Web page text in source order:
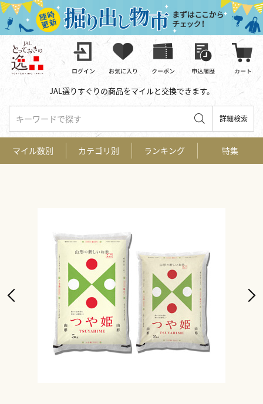
JAL選りすぐりの商品をマイルと交換できます。
キーワードで探す 詳細検索
マイル数別 カテゴリ別 ランキング 特集